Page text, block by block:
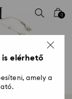
0
is elérhető
amely a